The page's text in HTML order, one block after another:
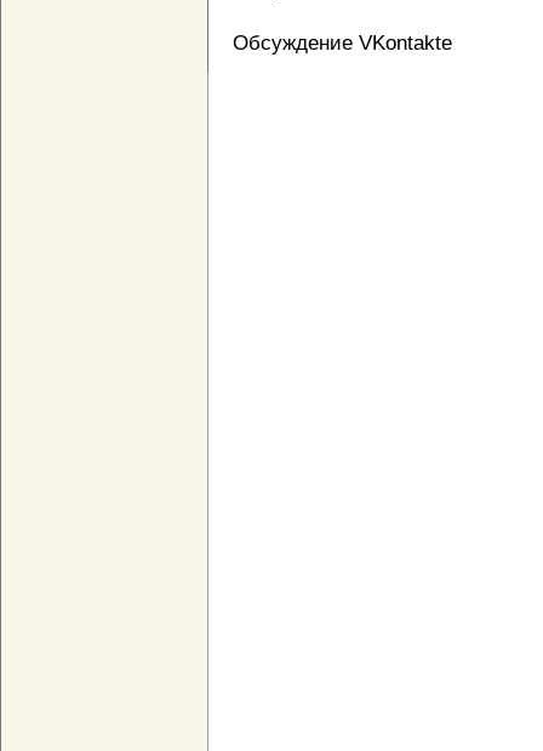
Обсуждение VKontakte